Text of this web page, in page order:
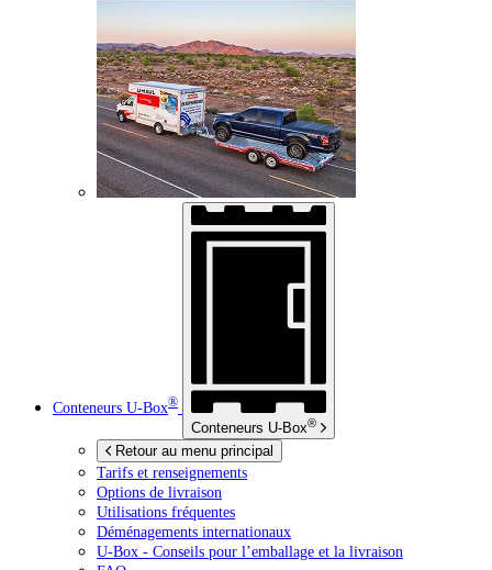
Conteneurs U-Box®
Conteneurs U-Box®
Retour au menu principal
Tarifs et renseignements
Options de livraison
Utilisations fréquentes
Déménagements internationaux
U-Box - Conseils pour l’emballage et la livraison